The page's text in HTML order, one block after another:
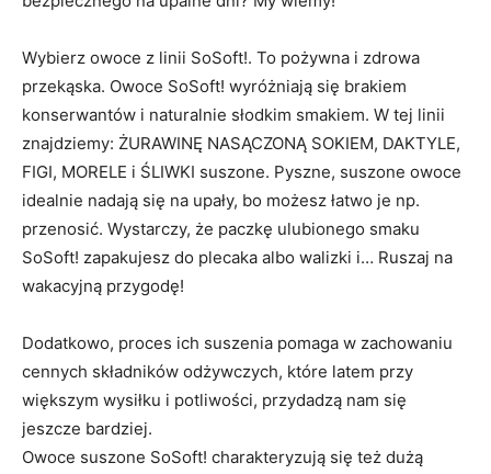
Wybierz owoce z linii SoSoft!. To pożywna i zdrowa
przekąska. Owoce SoSoft! wyróżniają się brakiem
konserwantów i naturalnie słodkim smakiem. W tej linii
znajdziemy: ŻURAWINĘ NASĄCZONĄ SOKIEM, DAKTYLE,
FIGI, MORELE i ŚLIWKI suszone. Pyszne, suszone owoce
idealnie nadają się na upały, bo możesz łatwo je np.
przenosić. Wystarczy, że paczkę ulubionego smaku
SoSoft! zapakujesz do plecaka albo walizki i… Ruszaj na
wakacyjną przygodę!
Dodatkowo, proces ich suszenia pomaga w zachowaniu
cennych składników odżywczych, które latem przy
większym wysiłku i potliwości, przydadzą nam się
jeszcze bardziej.
Owoce suszone SoSoft! charakteryzują się też dużą